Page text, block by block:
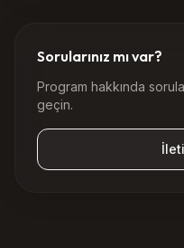
Sorularınız mı var?
Program hakkında
geçin.